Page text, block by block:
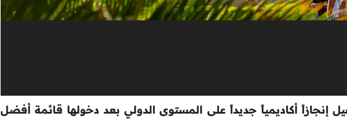
إنجازاً أكاديمياً جديداً على المستوى الدولي بعد دخولها قائمة أفضل